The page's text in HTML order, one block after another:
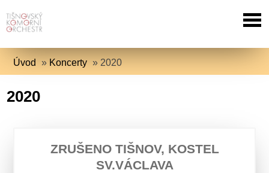
Úvod » Koncerty » 2020
2020
ZRUŠENO TIŠNOV, KOSTEL
SV.VÁCLAVA